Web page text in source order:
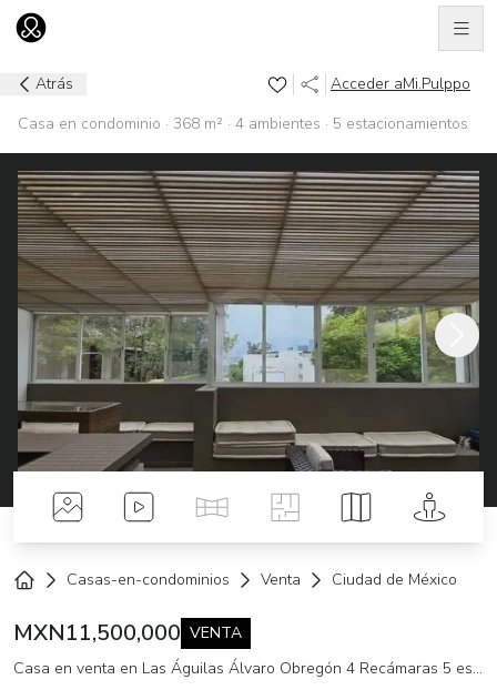
Ir al home
Atrás Acceder aMi.Pulppo
Casa en condominio · 368 m² · 4 ambientes · 5 estacionamientos
Fotos Videos Tour VirtualPlanos Mapa Street
Casas-en-condominios Venta Ciudad de México
MXN11,500,000 VENTA
Casa en venta en Las Águilas Álvaro Obregón 4 Recámaras 5 estacionamientos